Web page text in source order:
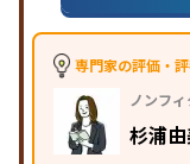
※2023年3月調査。小
専門家の評価・
ノンフ
杉浦